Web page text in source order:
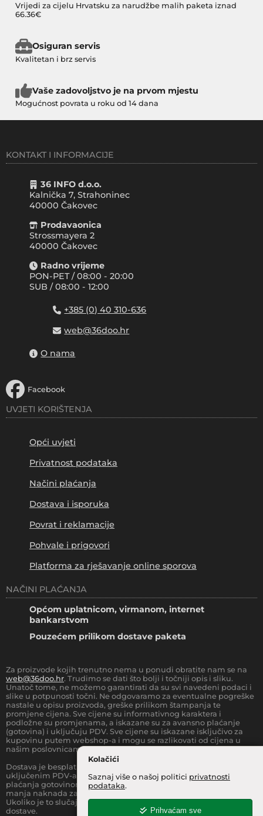
Kolačići
Saznaj više o našoj politici privatnosti
podataka.
Prihvaćam sve
Vrijedi za cijelu Hrvatsku za narudžbe malih paketa iznad
66.36€
Osiguran servis
Kvalitetan i brz servis
Vaše zadovoljstvo je na prvom mjestu
Mogućnost povrata u roku od 14 dana
KONTAKT I INFORMACIJE
36 INFO d.o.o.
Kalnička 7, Strahoninec
40000 Čakovec
Prodavaonica
Strossmayera 2
40000 Čakovec
Radno vrijeme
PON-PET / 08:00 - 20:00
SUB / 08:00 - 12:00
+385 (0) 40 310-636
web@36doo.hr
O nama
Facebook
UVJETI KORIŠTENJA
Opći uvjeti
Privatnost podataka
Načini plaćanja
Dostava i isporuka
Povrat i reklamacije
Pohvale i prigovori
Platforma za rješavanje online sporova
NAČINI PLAĆANJA
Općom uplatnicom, virmanom, internet
bankarstvom
Pouzećem prilikom dostave paketa
Za proizvode kojih trenutno nema u ponudi obratite nam se na
web@36doo.hr. Trudimo se dati što bolji i točniji opis i sliku.
Unatoč tome, ne možemo garantirati da su svi navedeni podaci i
slike u potpunosti točni. Ne odgovaramo za eventualne pogreške
nastale u opisu proizvoda, greške prilikom štampanja te
promjene cijena. Sve cijene su informativnog karaktera i
podložne su promjenama, a iskazane su za avansno plaćanje
(gotovina) i uključuju PDV. Sve cijene su iskazane isključivo za
kupovinu putem webshop-a i mogu se razlikovati od cijena u
našim poslovnicama.
Dostava je besplatna za sve narudžbe iznad
uključenim PDV-a) za Zonu 1 (cijela RH, osim otoka).Prilikom
plaćanja gotovinom pri dostavi robe na kućnu adresu, moguća je
manja naknada za rad sa gotovinom na strani dostavne službe.
Ukoliko je to slučaj, to je jasno označeno pri samom iznosu
dostave.